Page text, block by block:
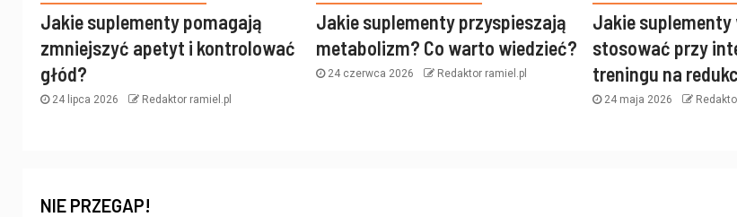
Jakie suplementy pomagają
zmniejszyć apetyt i kontrolować
głód?
24 lipca 2026 Redaktor ramiel.pl
Jakie suplementy przyspieszają
metabolizm? Co warto wiedzieć?
24 czerwca 2026 Redaktor ramiel.pl
Jakie
stosować przy
treningu na
24 maja 2026
NIE PRZEGAP!